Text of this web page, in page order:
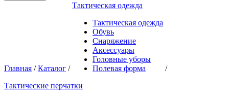
Главная /Каталог /
Тактическая одежда
Тактическая одежда
Обувь
Снаряжение
Аксессуары
Головные уборы
Полевая форма
/
Тактические перчатки